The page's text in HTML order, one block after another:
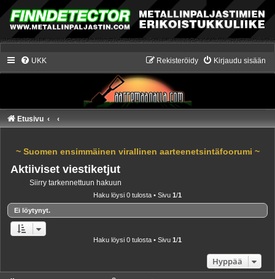
UKK Kirjaudu sisään
Rekisteröidy
Etusivu
~ Suomen ensimmäinen virallinen aarteenetsintäfoorumi ~
Aktiiviset viestiketjut
Siirry tarkennettuun hakuun
Haku löysi 0 tulosta • Sivu 1/1
Ei löytynyt.
Haku löysi 0 tulosta • Sivu 1/1
Hyppää